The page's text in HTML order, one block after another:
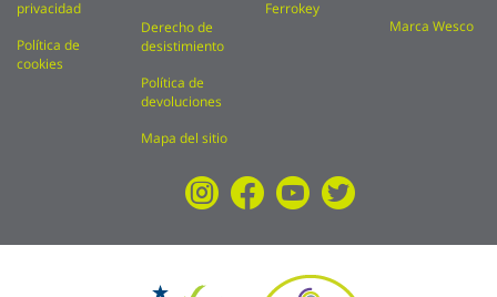
privacidad
Política de
cookies
Derecho de
desistimiento
Política de
devoluciones
Mapa del sitio
Ferrokey
Marca Wesco